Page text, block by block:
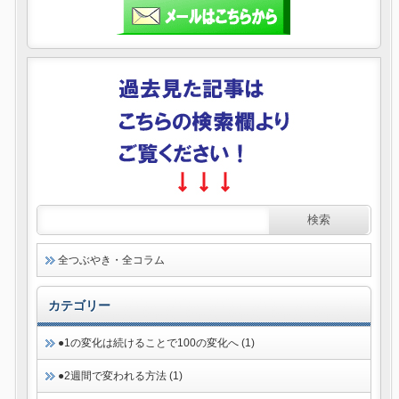
全つぶやき・全コラム
カテゴリー
●1の変化は続けることで100の変化へ (1)
●2週間で変われる方法 (1)